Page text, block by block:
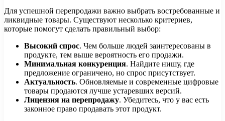
Для успешной перепродажи важно выбрать востребованные и
ликвидные товары. Существуют несколько критериев,
которые помогут сделать правильный выбор:
Высокий спрос. Чем больше людей заинтересованы в
продукте, тем выше вероятность его продажи.
Минимальная конкуренция. Найдите нишу, где
предложение ограничено, но спрос присутствует.
Актуальность. Обновляемые и современные цифровые
товары продаются лучше устаревших версий.
Лицензия на перепродажу. Убедитесь, что у вас есть
законное право продавать этот продукт.